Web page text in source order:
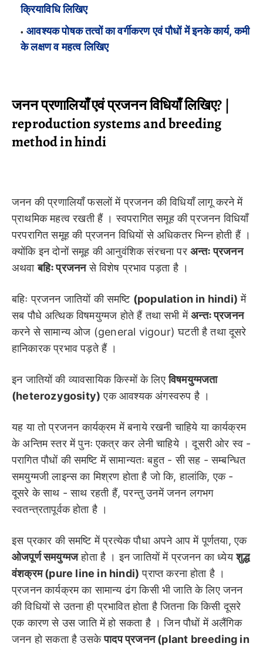
क्रियाविधि लिखिए
आवश्यक पोषक तत्वों का वर्गीकरण एवं पौधों में इनके कार्य, कमी
के लक्षण व महत्व लिखिए
जनन प्रणालियाँ एवं प्रजनन विधियाँ लिखिए? |
reproduction systems and breeding
method in hindi
जनन की प्रणालियाँ फसलों में प्रजनन की विधियाँ लागू करने में
प्राथमिक महत्व रखती हैं । स्वपरागित समूह की प्रजनन विधियाँ
परपरागित समूह की प्रजनन विधियों से अधिकतर भिन्न होती हैं ।
क्योंकि इन दोनों समूह की आनुवंशिक संरचना पर अन्तः प्रजनन
अथवाबहिः प्रजननसे विशेष प्रभाव पड़ता है ।
बहिः प्रजनन जातियों की समष्टि (population in hindi) में
सब पौधे अत्थिक विषमयुग्मज होते हैं तथा सभी मेंअन्तः प्रजनन
करने से सामान्य ओज (general vigour) घटती है तथा दूसरे
हानिकारक प्रभाव पड़ते हैं ।
इन जातियों की व्यावसायिक किस्मों के लिएविषमयुग्मजता
(heterozygosity) एक आवश्यक अंगस्वरुप है ।
यह या तो प्रजनन कार्यक्रम में बनाये रखनी चाहिये या कार्यक्रम
के अन्तिम स्तर में पुनः एकत्र कर लेनी चाहिये । दूसरी ओर स्व -
परागित पौधों की समष्टि में सामान्यतः बहुत - सी सह - सम्बन्धित
समयुग्मजी लाइन्स का मिश्रण होता है जो कि, हालांकि, एक -
दूसरे के साथ - साथ रहती हैं, परन्तु उनमें जनन लगभग
स्वतन्त्रतापूर्वक होता है ।
इस प्रकार की समष्टि में प्रत्येक पौधा अपने आप में पूर्णतया, एक
ओजपूर्ण समयुग्मजहोता है । इन जातियों में प्रजनन का ध्येयशुद्ध
वंशक्रम (pure line in hindi) प्राप्त करना होता है ।
प्रजनन कार्यक्रम का सामान्य ढंग किसी भी जाति के लिए जनन
की विधियों से उतना ही प्रभावित होता है जितना कि किसी दूसरे
एक कारण से उस जाति में हो सकता है । जिन पौधों में अलैंगिक
जनन हो सकता है उसकेपादप प्रजनन (plant breeding in